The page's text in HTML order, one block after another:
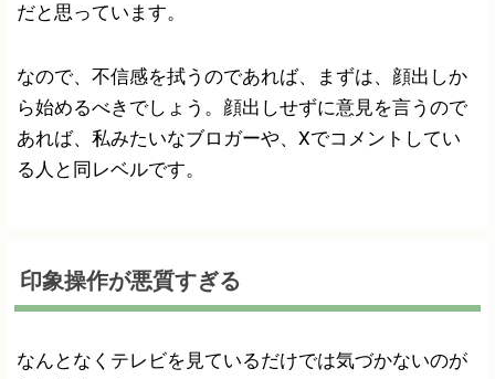
だと思っています。
なので、不信感を拭うのであれば、まずは、顔出しか
ら始めるべきでしょう。顔出しせずに意見を言うので
あれば、私みたいなブロガーや、Xでコメントしてい
る人と同レベルです。
印象操作が悪質すぎる
なんとなくテレビを見ているだけでは気づかないのが